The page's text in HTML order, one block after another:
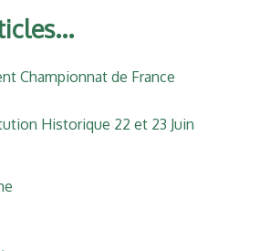
Championnat de France
Historique 22 et 23 Juin